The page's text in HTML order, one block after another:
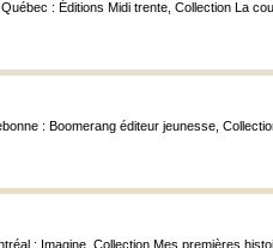
, Québec : Éditions Midi trente, Collection La
: Boomerang éditeur jeunesse,
: Imagine, Collection Mes premières